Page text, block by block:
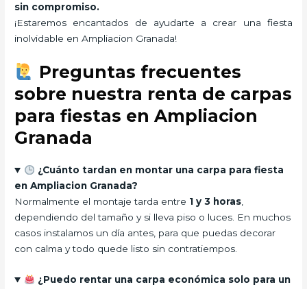
sin compromiso.
¡Estaremos encantados de ayudarte a crear una fiesta
inolvidable en Ampliacion Granada!
Preguntas frecuentes
sobre nuestra renta de carpas
para fiestas en Ampliacion
Granada
¿Cuánto tardan en montar una carpa para fiesta
en Ampliacion Granada?
Normalmente el montaje tarda entre 1 y 3 horas,
dependiendo del tamaño y si lleva piso o luces. En muchos
casos instalamos un día antes, para que puedas decorar
con calma y todo quede listo sin contratiempos.
¿Puedo rentar una carpa económica solo para un